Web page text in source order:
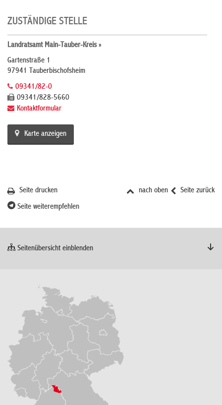
ZUSTÄNDIGE STELLE
Landratsamt Main-Tauber-Kreis »
Gartenstraße 1
97941 Tauberbischofsheim
09341/82-0
09341/828-5660
Kontaktformular
Karte anzeigen
Seite zurück
nach oben
Seite drucken
Seite weiterempfehlen
Seitenübersicht einblenden